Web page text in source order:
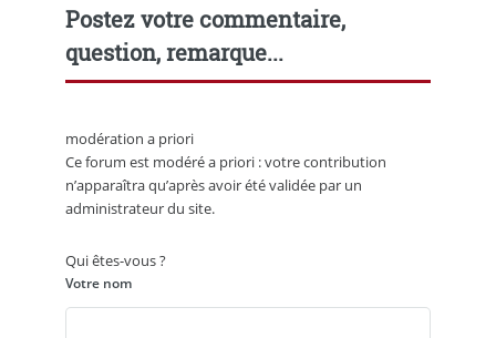
Postez votre commentaire,
question, remarque...
modération a priori
Ce forum est modéré a priori : votre contribution
n’apparaîtra qu’après avoir été validée par un
administrateur du site.
Qui êtes-vous ?
Votre nom